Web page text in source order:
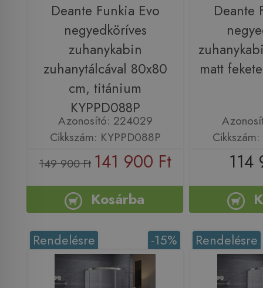
Deante Funkia Evo
negyedköríves
zuhanykabin
zuhanytálcával 80x80
cm, titánium
KYPPD088P
Azonosító: 224029
Cikkszám: KYPPD088P
149 900 Ft 141 900 Ft
Kosárba
Deante
matt
114
-15%
Rendelésre Rendelésre